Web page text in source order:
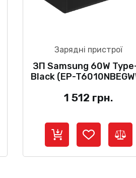
Зарядні пристрої
ЗП Samsung 60W
Black (EP-
1 512 грн.